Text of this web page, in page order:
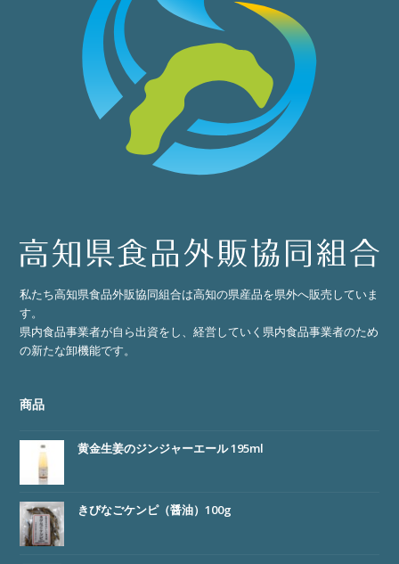
私たち高知県食品外販協同組合は高知の県産品を県外へ販売していま
す。
県内食品事業者が自ら出資をし、経営していく県内食品事業者のため
の新たな卸機能です。
商品
黄金生姜のジンジャーエール 195ml
きびなごケンピ（醤油）100g